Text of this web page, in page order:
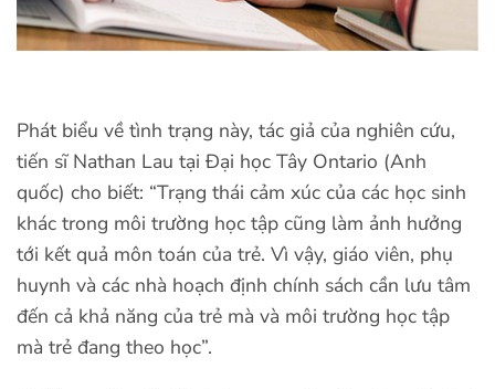
Phát biểu về tình trạng này, tác giả của nghiên cứu,
tiến sĩ Nathan Lau tại Đại học Tây Ontario (Anh
quốc) cho biết: “Trạng thái cảm xúc của các học sinh
khác trong môi trường học tập cũng làm ảnh hưởng
tới kết quả môn toán của trẻ. Vì vậy, giáo viên, phụ
huynh và các nhà hoạch định chính sách cần lưu tâm
đến cả khả năng của trẻ mà và môi trường học tập
mà trẻ đang theo học”.